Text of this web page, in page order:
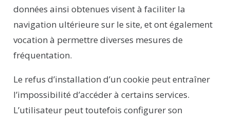
données ainsi obtenues visent à faciliter la
navigation ultérieure sur le site, et ont également
vocation à permettre diverses mesures de
fréquentation.
Le refus d’installation d’un cookie peut entraîner
l’impossibilité d’accéder à certains services.
L’utilisateur peut toutefois configurer son